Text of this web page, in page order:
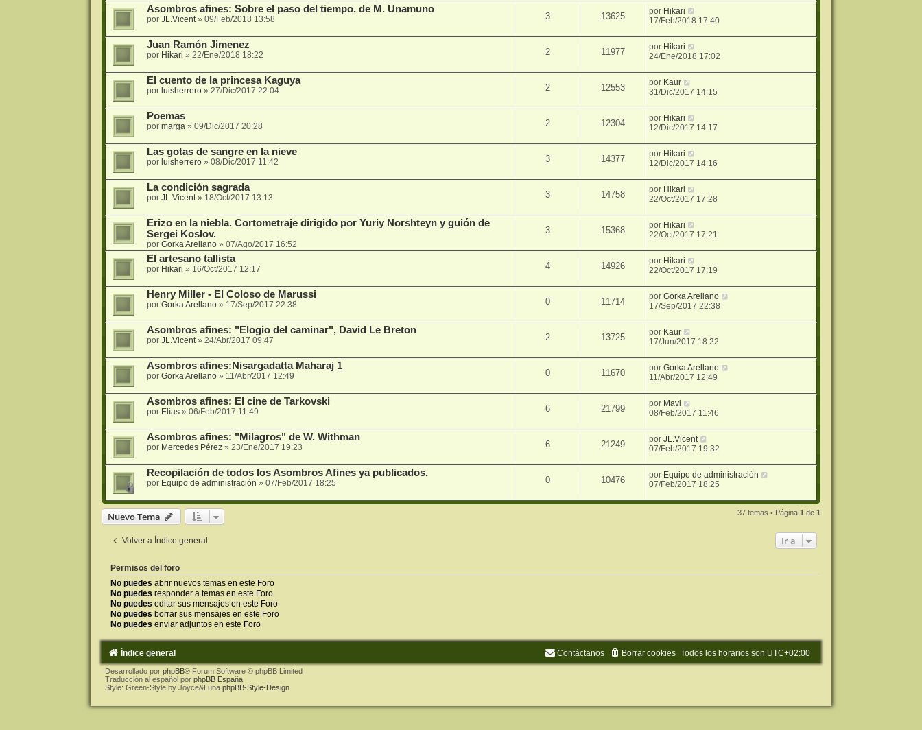
Asombros afines: Sobre el paso del tiempo. de M. Unamuno
por JL.Vicent» 09/Feb/2018 13:58 3 13625 por Hikari
17/Feb/2018 17:40
Juan Ramón Jimenez
por Hikari » 22/Ene/2018 18:22 2 11977 por Hikari
24/Ene/2018 17:02
El cuento de la princesa Kaguya
por luisherrero» 27/Dic/2017 22:04 2 12553 por Kaur
31/Dic/2017 14:15
Poemas
por marga» 09/Dic/2017 20:28 2 12304 por Hikari
12/Dic/2017 14:17
Las gotas de sangre en la nieve
por luisherrero» 08/Dic/2017 11:42 3 14377 por Hikari
12/Dic/2017 14:16
La condición sagrada
por JL.Vicent» 18/Oct/2017 13:13 3 14758 por Hikari
22/Oct/2017 17:28
Erizo en la niebla. Cortometraje dirigido por Yuriy Norshteyn y guión de
Sergei Koslov.
por Gorka Arellano» 07/Ago/2017 16:52
3 15368 por Hikari
22/Oct/2017 17:21
El artesano tallista
por Hikari » 16/Oct/2017 12:17 4 14926 por Hikari
22/Oct/2017 17:19
Henry Miller - El Coloso de Marussi
por Gorka Arellano» 17/Sep/2017 22:38 0 11714 porGorka Arellano
17/Sep/2017 22:38
Asombros afines: "Elogio del caminar", David Le Breton
por JL.Vicent» 24/Abr/2017 09:47 2 13725 por Kaur
17/Jun/2017 18:22
Asombros afines:Nisargadatta Maharaj 1
por Gorka Arellano» 11/Abr/2017 12:49 0 11670 porGorka Arellano
11/Abr/2017 12:49
Asombros afines: El cine de Tarkovski
por Elías» 06/Feb/2017 11:49 6 21799 por Mavi
08/Feb/2017 11:46
Asombros afines: "Milagros" de W. Withman
por Mercedes Pérez» 23/Ene/2017 19:23 6 21249 porJL.Vicent
07/Feb/2017 19:32
Recopilación de todos los Asombros Afines ya publicados.
por Equipo de administración » 07/Feb/2017 18:25 0 10476 por Equipo de administración
07/Feb/2017 18:25
Nuevo Tema 37 temas • Página1 de1
Volver a Índice general Ir a
Permisos del foro
No puedes abrir nuevos temas en este Foro
No puedes responder a temas en este Foro
No puedes editar sus mensajes en este Foro
No puedes borrar sus mensajes en este Foro
No puedes enviar adjuntos en este Foro
Índice general Todos los horarios son UTC+02:00
Borrar cookies
Contáctanos
Desarrollado por phpBB® Forum Software © phpBB Limited
Traducción al español por phpBB España
Style: Green-Style by Joyce&Luna phpBB-Style-Design